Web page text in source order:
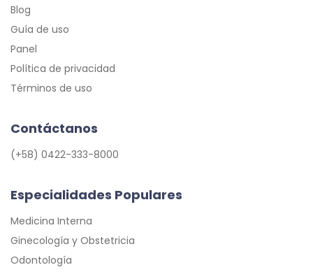
Blog
Guía de uso
Panel
Política de privacidad
Términos de uso
Contáctanos
(+58) 0422-333-8000
Especialidades Populares
Medicina Interna
Ginecología y Obstetricia
Odontología